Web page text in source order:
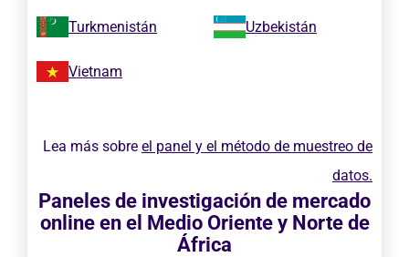
Turkmenistán Uzbekistán
Vietnam
Lea más sobre el panel y el método de muestreo de
datos.
Paneles de investigación de mercado
online en el Medio Oriente y Norte de
África